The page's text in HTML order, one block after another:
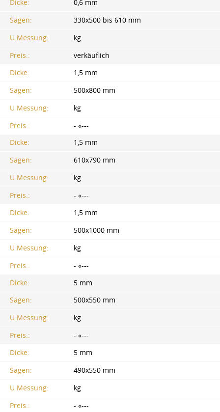
Dicke:
0,6 mm
Sägen:
330x500 bis 610 mm
U Messung:
kg
Preis.:
verkäuflich
Dicke:
1,5 mm
Sägen:
500x800 mm
U Messung:
kg
Preis.:
- «---
Dicke:
1,5 mm
Sägen:
610x790 mm
U Messung:
kg
Preis.:
- «---
Dicke:
1,5 mm
Sägen:
500x1000 mm
U Messung:
kg
Preis.:
- «---
Dicke:
5 mm
Sägen:
500x550 mm
U Messung:
kg
Preis.:
- «---
Dicke:
5 mm
Sägen:
490x550 mm
U Messung:
kg
Preis.:
- «---